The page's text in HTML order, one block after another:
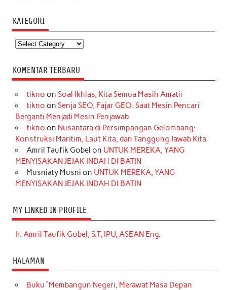
KATEGORI
Kategori
KOMENTAR TERBARU
tikno on Soal Ikhlas, Kita Semua Masih Amatir
tikno on Senja SEO, Fajar GEO: Saat Mesin Pencari
Berganti Menjadi Mesin Penjawab
tikno on Nusantara di Persimpangan Gelombang:
Konstruksi Maritim, Laut Kita, dan Tanggung Jawab Kita
Amril Taufik Gobel on UNTUK MEREKA, YANG
MENYISAKAN JEJAK INDAH DI BATIN
Musniaty Musni on UNTUK MEREKA, YANG
MENYISAKAN JEJAK INDAH DI BATIN
MY LINKED IN PROFILE
Ir. Amril Taufik Gobel, S.T, IPU, ASEAN Eng.
HALAMAN
Buku “Membangun Negeri, Merawat Masa Depan